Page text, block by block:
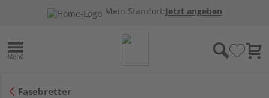
Mein Standort:Jetzt angeben
Fasebretter